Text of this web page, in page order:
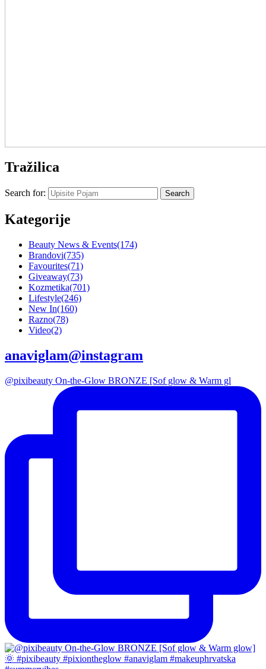
Tražilica
Search for:
Kategorije
Beauty News & Events(174)
Brandovi(735)
Favourites(71)
Giveaway(73)
Kozmetika(701)
Lifestyle(246)
New In(160)
Razno(78)
Video(2)
anaviglam@instagram
@pixibeauty On-the-Glow BRONZE [Sof glow & Warm gl